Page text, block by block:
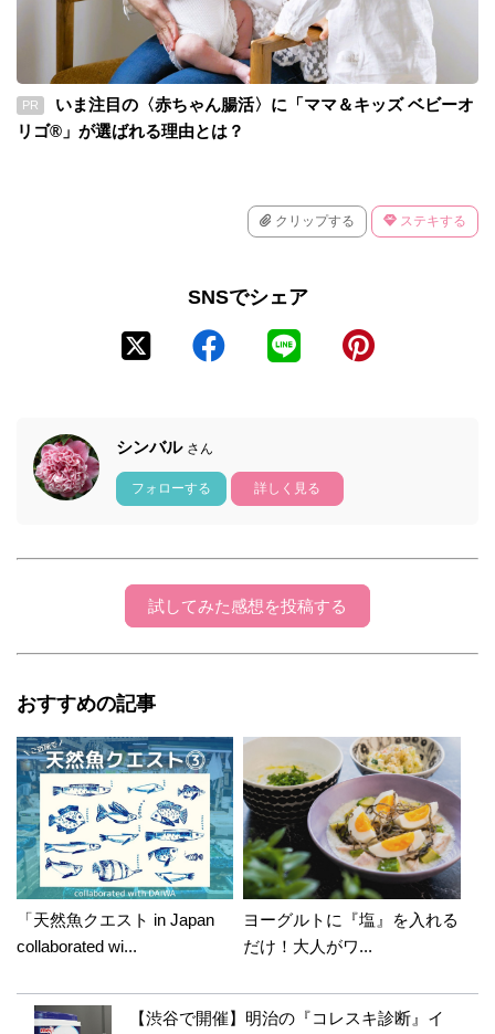
PR
いま注目の〈赤ちゃん腸活〉に「ママ＆キッズ ベビーオ
リゴ®」が選ばれる理由とは？
クリップする ステキする
SNSでシェア
シンバル さん
フォローする 詳しく見る
試してみた感想を投稿する
おすすめの記事
「天然魚クエスト in Japan
collaborated wi...
ヨーグルトに『塩』を入れる
だけ！大人がワ...
【渋谷で開催】明治の『コレスキ診断』イ